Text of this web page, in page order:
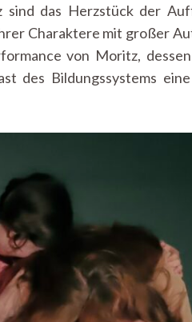
das Herzstück der
Charaktere mit großer
von Moritz,
des Bildungssystems